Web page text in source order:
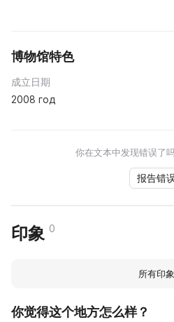
博物馆特色
成立日期
2008 год
你在文本中发现错误了
报告错
印象 0
所有印象
你觉得这个地方怎么样？